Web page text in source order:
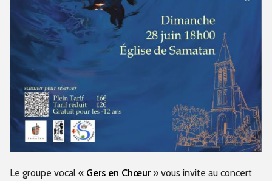
Le groupe vocal « Gers en Chœur» vous invite au concert